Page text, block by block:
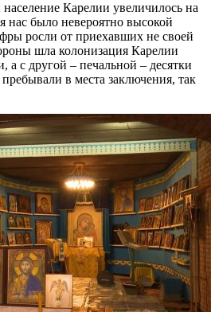
Карелии увеличилось на
нас было невероятно высокой
росли от приехавших не своей
шла колонизация Карелии
а с другой – печальной – десятки
в места заключения, так